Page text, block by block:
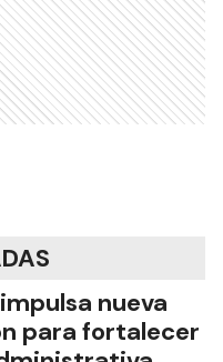
nueva
para fortalecer